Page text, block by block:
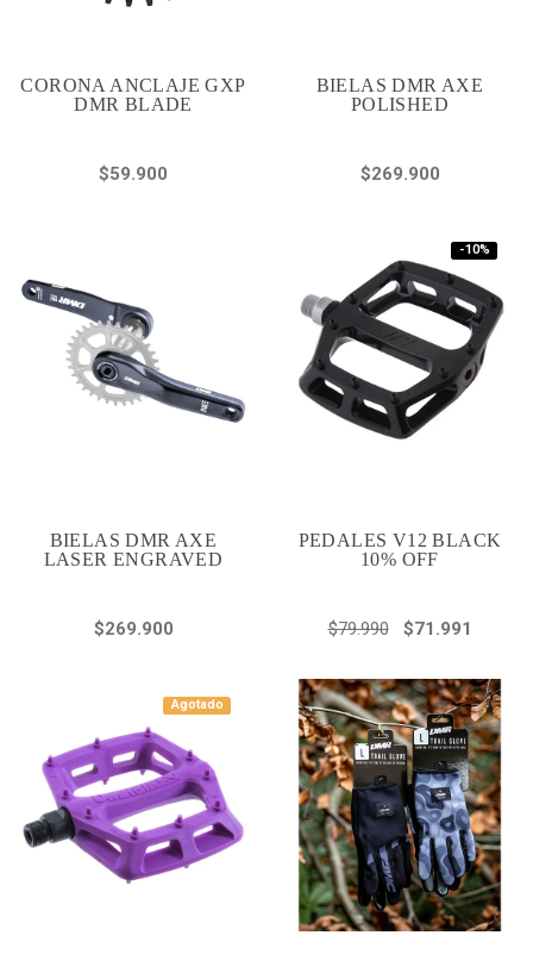
CORONA ANCLAJE GXP
DMR BLADE
$59.900
BIELAS DMR AXE
POLISHED
$269.900
BIELAS DMR AXE
LASER ENGRAVED
$269.900
-10%
PEDALES V12 BLACK
10% OFF
$79.990 $71.991
Agotado